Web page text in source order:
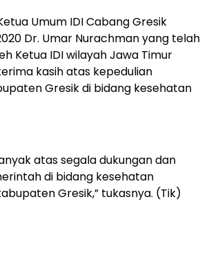
Umum IDI Cabang Gresik
Dr. Umar Nurachman yang telah
Ketua IDI wilayah Jawa Timur
kasih atas kepedulian
Gresik di bidang kesehatan
atas segala dukungan dan
di bidang kesehatan
Gresik,” tukasnya. (Tik)